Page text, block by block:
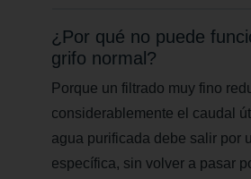
¿Por qué no puede
grifo normal?
Porque un filtrado muy fino
considerablemente el caudal
agua purificada debe salir por
específica, sin volver a pasar